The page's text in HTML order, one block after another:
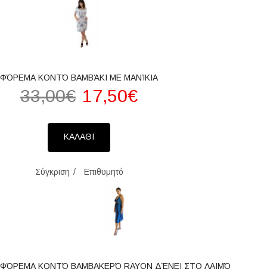
ΦΌΡΕΜΑ ΚΟΝΤΌ ΒΑΜΒΆΚΙ ΜΕ ΜΑΝΊΚΙΑ
33,00€ 17,50€
ΚΑΛΑΘΙ
Σύγκριση Επιθυμητό
ΦΌΡΕΜΑ ΚΟΝΤΌ ΒΑΜΒΑΚΕΡΌ RAYON ΔΈΝΕΙ ΣΤΟ ΛΑΙΜΌ